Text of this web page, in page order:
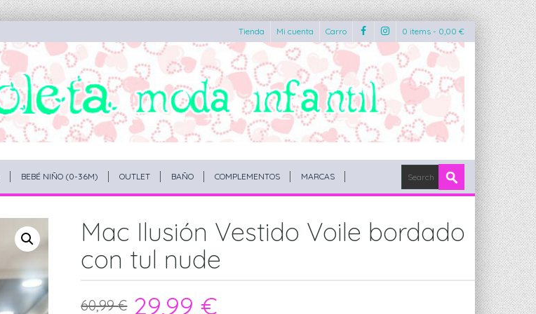
Tienda Mi cuenta Carro 0 items - 0,00 €
BEBÉ NIÑO (0-36M) OUTLET BAÑO COMPLEMENTOS MARCAS
Mac Ilusión Vestido Voile bordado
con tul nude
60,99€ 29,99€